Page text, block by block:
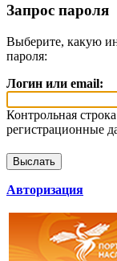
Запрос пароля
Выберите, какую
пароля:
Логин или email:
Контрольная
регистрационные
Авторизация